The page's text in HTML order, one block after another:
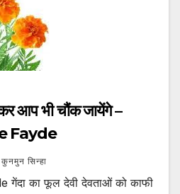
आप भी चौंक जायेंगे –
Fayde
कुनमुन सिन्हा
का फूल देवी देवताओं को काफी